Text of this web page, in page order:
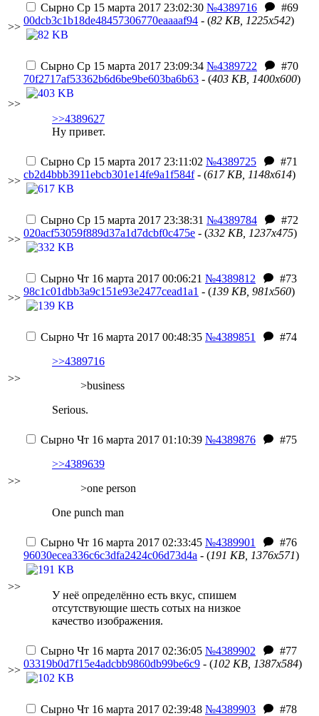
>>
Сырно Ср 15 марта 2017 23:02:30 №4389716
#69
00dcb3c1b18de48457306770eaaaaf94 - (82 KB, 1225x542)
>>
Сырно Ср 15 марта 2017 23:09:34 №4389722
#70
70f2717af53362b6d6be9be603ba6b63 - (403 KB, 1400x600)
>>4389627
Ну привет.
>>
Сырно Ср 15 марта 2017 23:11:02 №4389725
#71
cb2d4bbb3911ebcb301e14fe9a1f584f- (617 KB, 1148x614)
>>
Сырно Ср 15 марта 2017 23:38:31 №4389784
#72
020acf53059f889d37a1d7dcbf0c475e - (332 KB, 1237x475)
>>
Сырно Чт 16 марта 2017 00:06:21 №4389812
#73
98c1c01dbb3a9c151e93e2477cead1a1 - (139 KB, 981x560)
>>
Сырно Чт 16 марта 2017 00:48:35 №4389851
#74
>>4389716
>business
Serious.
>>
Сырно Чт 16 марта 2017 01:10:39 №4389876
#75
>>4389639
>one person
One punch man
>>
Сырно Чт 16 марта 2017 02:33:45 №4389901
#76
96030ecea336c6c3dfa2424c06d73d4a - (191 KB, 1376x571)
У неё определённо есть вкус, спишем
отсутствующие шесть сотых на низкое
качество изображения.
>>
Сырно Чт 16 марта 2017 02:36:05 №4389902
#77
03319b0d7f15e4adcbb9860db99be6c9 - (102 KB, 1387x584)
Сырно Чт 16 марта 2017 02:39:48 №4389903
#78